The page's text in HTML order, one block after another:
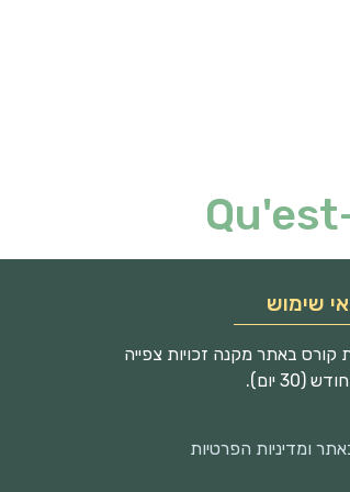
שימוש
קורס באתר מקנה זכויות צפייה
(30 יום).
ומדיניות הפרטיות